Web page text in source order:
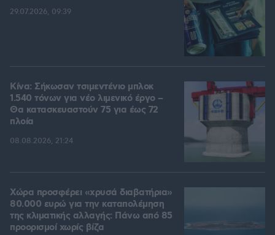
29.07.2026, 09:39
Κίνα: Σήκωσαν τσιμεντένιο μπλοκ
1.540 τόνων για νέο λιμενικό έργο –
Θα κατασκευαστούν 75 για έως 72
πλοία
08.08.2026, 21:24
Χώρα προσφέρει «χρυσά διαβατήρια»
80.000 ευρώ για την καταπολέμηση
της κλιματικής αλλαγής: Πάνω από 85
προορισμοί χωρίς βίζα